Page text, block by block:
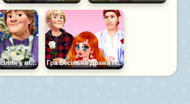
Подвійне весілля у вінтажному стилі Гра Весільна Драма Принцеси Анни